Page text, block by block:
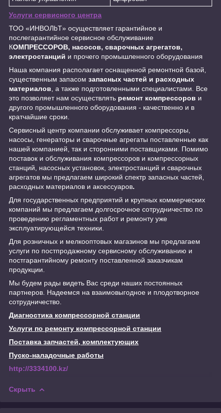
Услуги сервисного центра
ТОО «ИНBOЛbT» осуществляет гарантийное и
послегарантийное сервисное обслуживание
КОМПРЕССОРОВ, насосов, сварочных агрегатов,
электростанций и прочего промышленного оборудования
Наша компания располагает оснащенной ремонтной базой,
существенным запасом запасных частей и расходных
материалов , а также подготовленными специалистами. Все
это позволяет нам осуществлять ремонт компрессоров и
другого промышленного оборудования - качественно и в
кратчайшие сроки.
Сервисный центр компании обслуживает компрессоры,
насосы, генераторы и сварочные агрегаты поставленные как
нашей компанией, так и сторонними поставщиками. Помимо
поставок и обслуживания компрессоров и компрессорных
станций, насосных установок, электростанций и сварочных
агрегатов мы предлагаем широкий спектр запасных частей,
расходных материалов и аксессуаров.
Для государственных предприятий и крупных коммерческих
компаний мы предлагаем долгосрочное сотрудничество по
проведению регламентных работ и ремонту уже
эксплуатирующейся техники.
Для розничных и мелкооптовых магазинов мы предлагаем
услуги по постпродажному сервисному обслуживанию и
постгарантийному ремонту поставленной заказчикам
продукции.
Мы будем рады видеть Вас среди наших постоянных
партнеров. Надеемся на взаимовыгодное и плодотворное
сотрудничество.
Диагностика компрессорной станции
Услуги по ремонту компрессорной станции
Поставка запчастей, комплектующих
Пуско-наладочные работы
http://3334100.kz/
Скрыть